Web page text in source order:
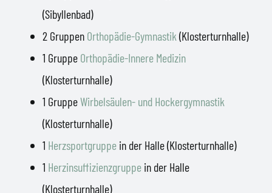
(Sibyllenbad)
2 Gruppen Orthopädie-Gymnastik (Klosterturnhalle)
1 Gruppe Orthopädie-Innere Medizin
(Klosterturnhalle)
1 GruppeWirbelsäulen- und Hockergymnastik
(Klosterturnhalle)
1 Herzsportgruppein der Halle (Klosterturnhalle)
1 Herzinsuffizienzgruppein der Halle
(Klosterturnhalle)